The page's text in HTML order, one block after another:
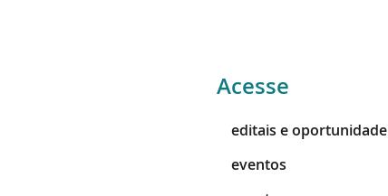
Acesse
editais e oportunidade
eventos